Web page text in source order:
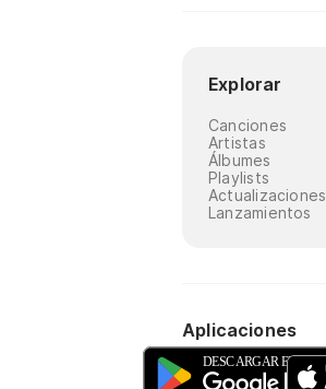
Explorar
Canciones
Artistas
Álbumes
Playlists
Actualizaciones
Lanzamientos
Aplicaciones